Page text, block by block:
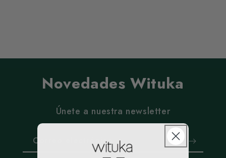
Novedades Wituka
Únete a nuestra newsletter
Correo electrónico